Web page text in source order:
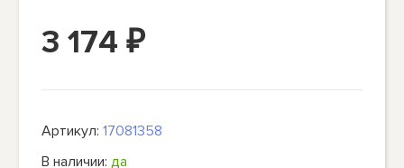
3 174₽
Артикул:17081358
В наличии:да